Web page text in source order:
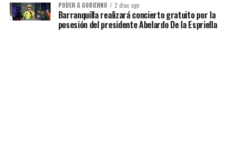
PODER & GOBIERNO 2 días ago
Barranquilla realizará concierto gratuito por la
posesión del presidente Abelardo De la Espriella